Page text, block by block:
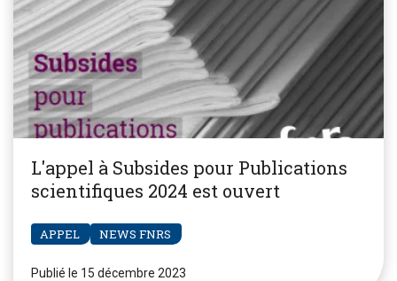
L'appel à Subsides pour Publications
scientifiques 2024 est ouvert
APPEL NEWS FNRS
Publié le 15 décembre 2023